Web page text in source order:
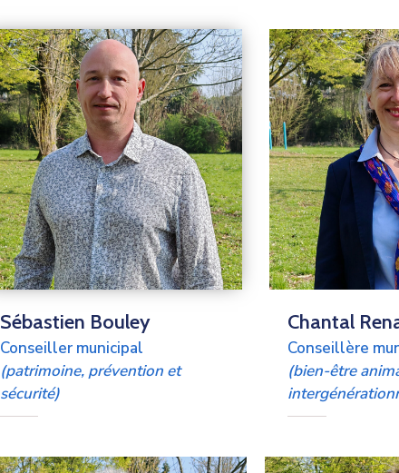
Sébastien Bouley
Conseiller municipal
(patrimoine, prévention et
sécurité)
Chantal
Conseillère
(bien-être